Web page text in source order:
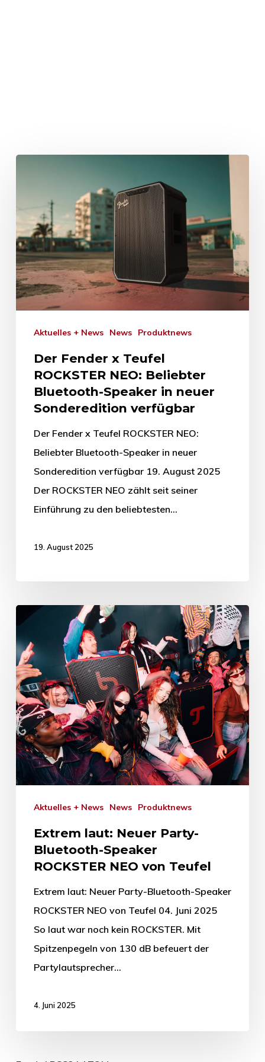
Aktuelles + News News Produktnews
Der Fender x Teufel
ROCKSTER NEO: Beliebter
Bluetooth-Speaker in neuer
Sonderedition verfügbar
Der Fender x Teufel ROCKSTER NEO:
Beliebter Bluetooth-Speaker in neuer
Sonderedition verfügbar 19. August 2025
Der ROCKSTER NEO zählt seit seiner
Einführung zu den beliebtesten…
19. August 2025
Aktuelles + News News Produktnews
Extrem laut: Neuer Party-
Bluetooth-Speaker
ROCKSTER NEO von Teufel
Extrem laut: Neuer Party-Bluetooth-Speaker
ROCKSTER NEO von Teufel 04. Juni 2025
So laut war noch kein ROCKSTER. Mit
Spitzenpegeln von 130 dB befeuert der
Partylautsprecher…
4. Juni 2025